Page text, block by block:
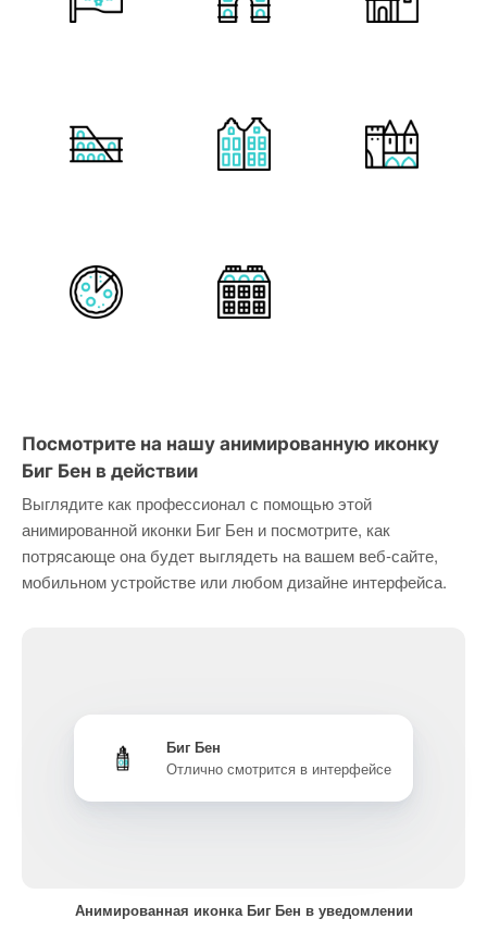
Посмотрите на нашу анимированную иконку
Биг Бен в действии
Выглядите как профессионал с помощью этой
анимированной иконки Биг Бен и посмотрите, как
потрясающе она будет выглядеть на вашем веб-сайте,
мобильном устройстве или любом дизайне интерфейса.
Биг Бен
Отлично смотрится в интерфейсе
Анимированная иконка Биг Бен в уведомлении